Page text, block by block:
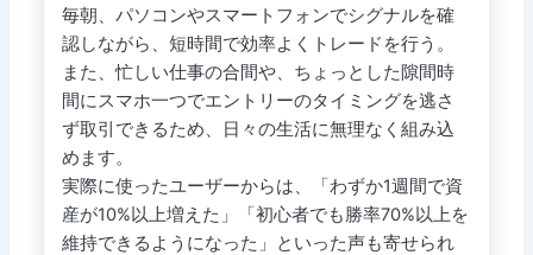
毎朝、パソコンやスマートフォンでシグナルを確
認しながら、短時間で効率よくトレードを行う。
また、忙しい仕事の合間や、ちょっとした隙間時
間にスマホ一つでエントリーのタイミングを逃さ
ず取引できるため、日々の生活に無理なく組み込
めます。
実際に使ったユーザーからは、「わずか1週間で資
産が10%以上増えた」「初心者でも勝率70%以上を
維持できるようになった」といった声も寄せられ